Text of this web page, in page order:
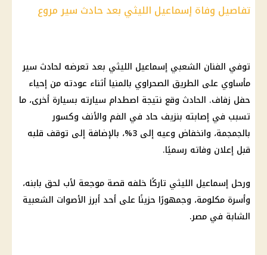
تفاصيل وفاة إسماعيل الليثي بعد حادث سير مروع
توفي الفنان الشعبي إسماعيل الليثي بعد تعرضه لحادث سير
مأساوي على الطريق الصحراوي بالمنيا أثناء عودته من إحياء
حفل زفاف. الحادث وقع نتيجة اصطدام سيارته بسيارة أخرى، ما
تسبب في إصابته بنزيف حاد في الفم والأنف وكسور
بالجمجمة، وانخفاض وعيه إلى 3%، بالإضافة إلى توقف قلبه
قبل إعلان وفاته رسميًا.
ورحل إسماعيل الليثي تاركًا خلفه قصة موجعة لأب لحق بابنه،
وأسرة مكلومة، وجمهورًا حزينًا على أحد أبرز الأصوات الشعبية
الشابة في مصر.